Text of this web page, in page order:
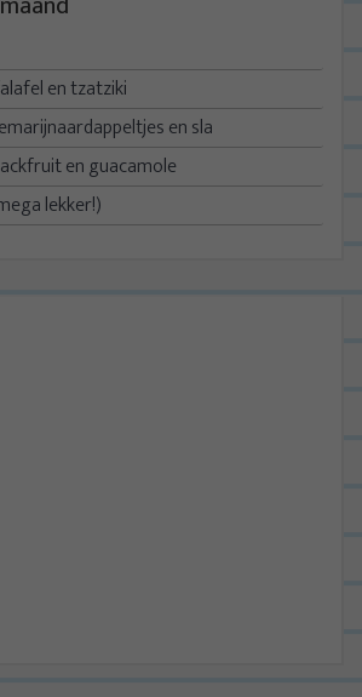
en tzatziki
en sla
en guacamole
lekker!)